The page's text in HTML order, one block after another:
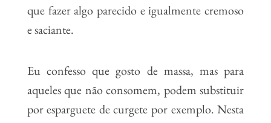
que fazer algo parecido e igualmente cremoso
e saciante.
Eu confesso que gosto de massa, mas para
aqueles que não consomem, podem substituir
por esparguete de curgete por exemplo. Nesta